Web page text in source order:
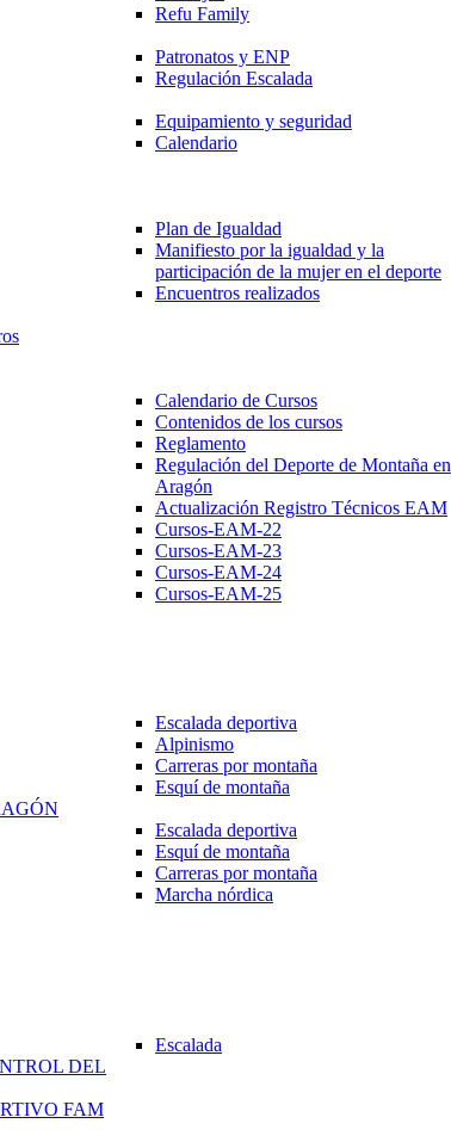
Refu Family
Patronatos y ENP
Regulación Escalada
Equipamiento y seguridad
Calendario
Plan de Igualdad
Manifiesto por la igualdad y la
participación de la mujer en el deporte
Encuentros realizados
Calendario de Cursos
Contenidos de los cursos
Reglamento
Regulación del Deporte de Montaña en
Aragón
Actualización Registro Técnicos EAM
Cursos-EAM-22
Cursos-EAM-23
Cursos-EAM-24
Cursos-EAM-25
Escalada deportiva
Alpinismo
Carreras por montaña
Esquí de montaña
Escalada deportiva
Esquí de montaña
Carreras por montaña
Marcha nórdica
Escalada
DEL
FAM